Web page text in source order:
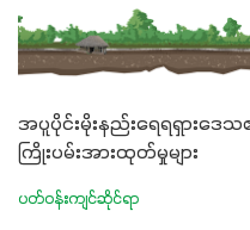
အပူပိုင်းမိုးနည်းရေရရှားဒေသ
ကြိုးပမ်းအားထုတ်မှုများ
ပတ်ဝန်းကျင်ဆိုင်ရာ